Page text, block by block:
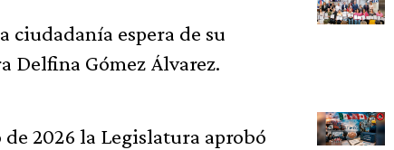
ciudadanía espera de su
Delfina Gómez Álvarez.
2026 la Legislatura aprobó